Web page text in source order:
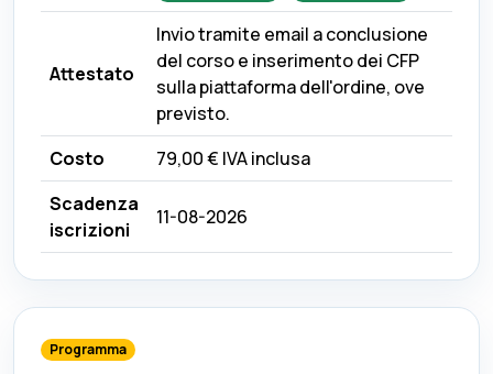
Attestato
Invio tramite email a conclusione
del corso e inserimento dei CFP
sulla piattaforma dell'ordine, ove
previsto.
Costo
79,00 € IVA inclusa
Scadenza
iscrizioni
11-08-2026
Programma